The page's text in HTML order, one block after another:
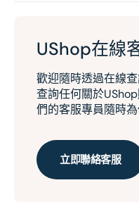
UShop在線
歡迎隨時透過在線
查詢任何關於
們的客服專員隨時為
立即聯絡客服